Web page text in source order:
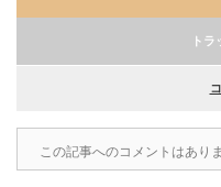
トラ
この記事へのコメントはあり